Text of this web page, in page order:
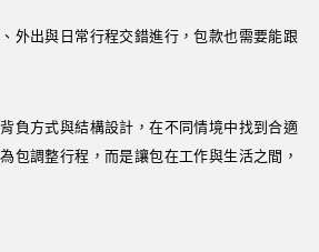
外出與日常行程交錯進行，包款也需要能跟
負方式與結構設計，在不同情境中找到合適
包調整行程，而是讓包在工作與生活之間，